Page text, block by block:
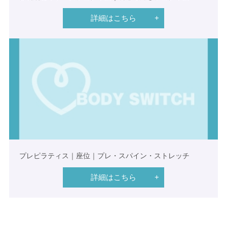
詳細はこちら
プレピラティス｜座位｜プレ・スパイン・ストレッチ
詳細はこちら